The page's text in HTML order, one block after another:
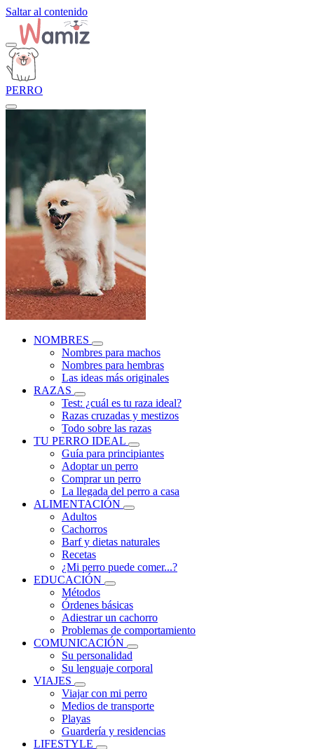
Saltar al contenido
PERRO
NOMBRES
Nombres para machos
Nombres para hembras
Las ideas más originales
RAZAS
Test: ¿cuál es tu raza ideal?
Razas cruzadas y mestizos
Todo sobre las razas
TU PERRO IDEAL
Guía para principiantes
Adoptar un perro
Comprar un perro
La llegada del perro a casa
ALIMENTACIÓN
Adultos
Cachorros
Barf y dietas naturales
Recetas
¿Mi perro puede comer...?
EDUCACIÓN
Métodos
Órdenes básicas
Adiestrar un cachorro
Problemas de comportamiento
COMUNICACIÓN
Su personalidad
Su lenguaje corporal
VIAJES
Viajar con mi perro
Medios de transporte
Playas
Guardería y residencias
LIFESTYLE